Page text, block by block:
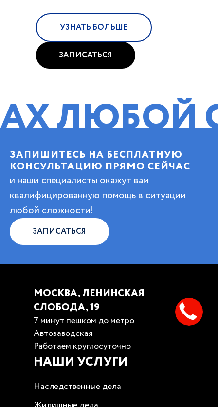
УЗНАТЬ БОЛЬШЕ
ЗАПИСАТЬСЯ
ЗАПИШИТЕСЬ НА БЕСПЛАТНУЮ
КОНСУЛЬТАЦИЮ ПРЯМО СЕЙЧАС
и наши специалисты окажут вам
квалифицированную помощь в ситуации
любой сложности!
ЗАПИСАТЬСЯ
МОСКВА, ЛЕНИНСКАЯ
СЛОБОДА, 19
7 минут пешком до метро
Автозаводская
Работаем круглосуточно
НАШИ УСЛУГИ
Наследственные дела